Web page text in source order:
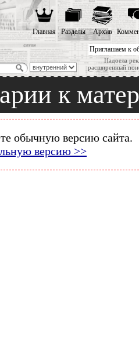
Приглашаем к
Надоела
расширенный
Главная Разделы Архив
к
обычную версию сайта.
версию >>